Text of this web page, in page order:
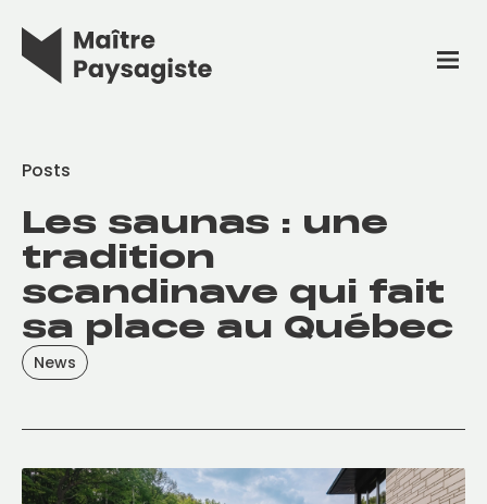
Posts
Les saunas : une
tradition
scandinave qui fait
sa place au Québec
News